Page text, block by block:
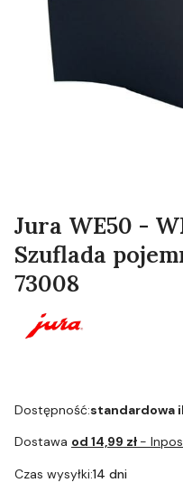
Jura WE50 -
Szuflada
73008
Dostępność:standardowa
Dostawa od 14,99 zł -
Czas wysyłki:14 dni